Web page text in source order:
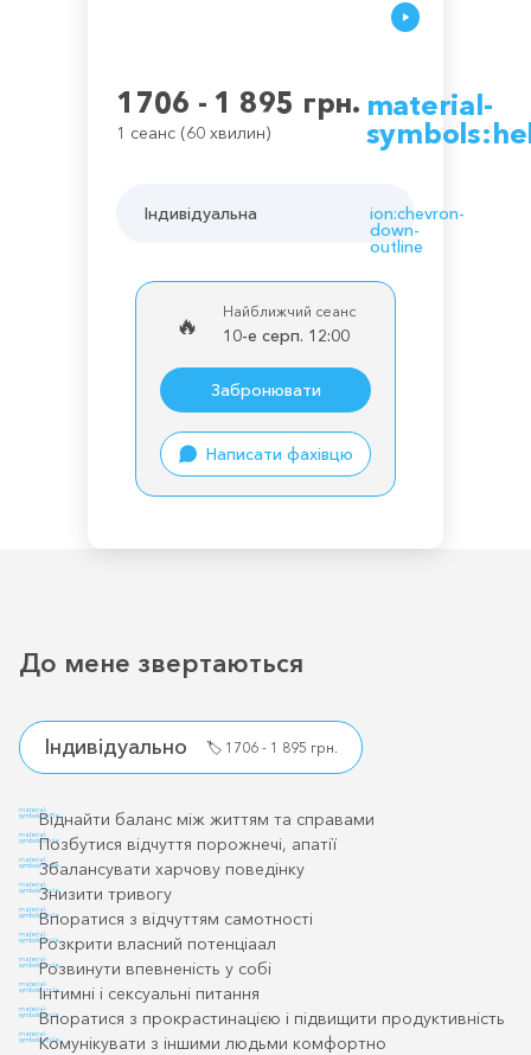
1706 - 1 895 грн. material-
1 сеанс (60 хвилин)
Індивідуальна ion:chevron-
down-
outline
🔥
Найближчий сеанс
10-е серп. 12:00
Забронювати
Написати фахівцю
До мене звертаються
Індивідуально 🏷️ 1706 - 1 895 грн.
material-
symbols:circleВіднайти баланс між життям та справами
material-
symbols:circleПозбутися відчуття порожнечі, апатії
material-
symbols:circleЗбалансувати харчову поведінку
material-
symbols:circleЗнизити тривогу
material-
symbols:circleВпоратися з відчуттям самотності
material-
symbols:circleРозкрити власний потенціаал
material-
symbols:circleРозвинути впевненість у собі
material-
symbols:circleІнтимні і сексуальні питання
material-
symbols:circleВпоратися з прокрастинацією і підвищити продуктивність
material-
symbols:circleКомунікувати з іншими людьми комфортно